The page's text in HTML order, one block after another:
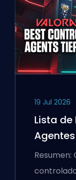
19 Jul 2026
Lista de
Resumen: